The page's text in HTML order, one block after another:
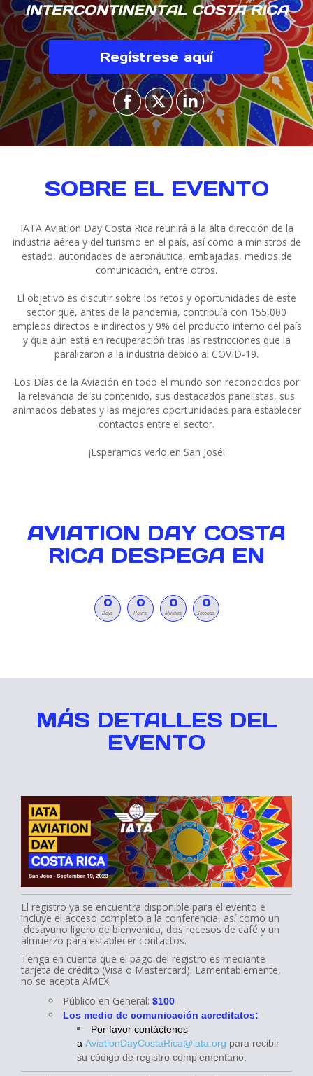
INTERCONTINENTAL COSTA RICA
Regístrese aquí
SOBRE EL EVENTO
IATA Aviation Day Costa Rica reunirá a la alta dirección de la
industria aérea y del turismo en el país, así como a ministros de
estado, autoridades de aeronáutica, embajadas, medios de
comunicación, entre otros.
El objetivo es discutir sobre los retos y oportunidades de este
sector que, antes de la pandemia, contribuía con 155,000
empleos directos e indirectos y 9% del producto interno del país
y que aún está en recuperación tras las restricciones que la
paralizaron a la industria debido al COVID-19.
Los Días de la Aviación en todo el mundo son reconocidos por
la relevancia de su contenido, sus destacados panelistas, sus
animados debates y las mejores oportunidades para establecer
contactos entre el sector.
¡Esperamos verlo en San José!
AVIATION DAY COSTA
RICA DESPEGA EN
0 0 0 0
Days Hours Minutes Seconds
MÁS DETALLES DEL
EVENTO
El registro ya se encuentra disponible para el evento e
incluye el acceso completo a la conferencia, así como un
desayuno ligero de bienvenida, dos recesos de café y un
almuerzo para establecer contactos.
Tenga en cuenta que el pago del registro es mediante
tarjeta de crédito (Visa o Mastercard). Lamentablemente,
no se acepta AMEX.
Público en General: $100
Los medio de comunicación acreditatos:
Por favor contáctenos
a AviationDayCostaRica@iata.org para recibir
su código de registro complementario.